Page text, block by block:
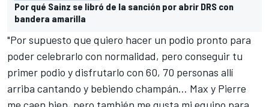
Por qué Sainz se libró de la sanción por abrir DRS con
bandera amarilla
"Por supuesto que quiero hacer un podio pronto para
poder celebrarlo con normalidad, pero conseguir tu
primer podio y disfrutarlo con 60, 70 personas allí
arriba cantando y bebiendo champán… Max y Pierre